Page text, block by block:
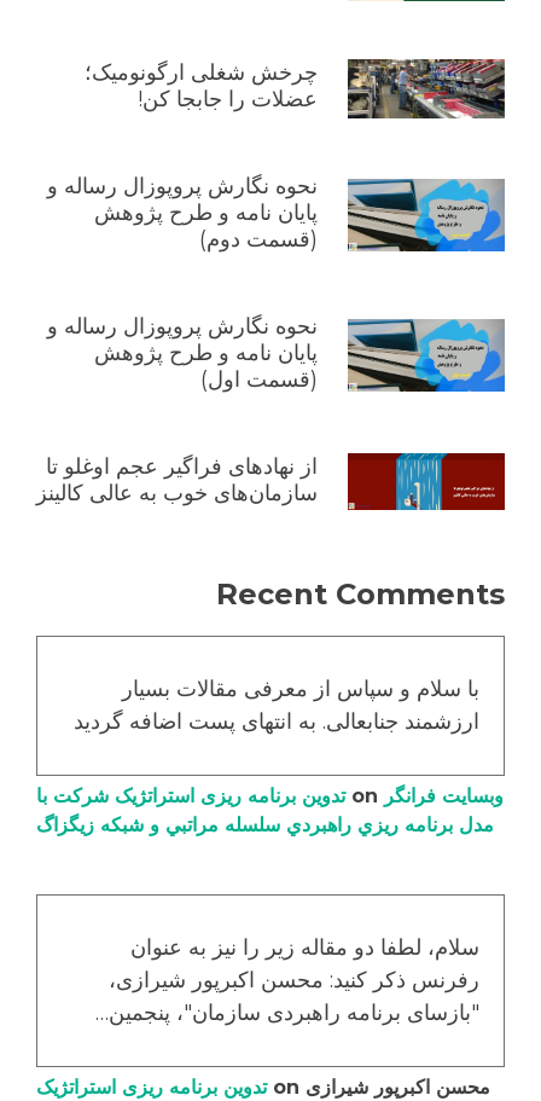
چرخش شغلی ارگونومیک؛
عضلات را جابجا کن!
نحوه نگارش پروپوزال رساله و
پایان نامه و طرح پژوهش
(قسمت دوم)
نحوه نگارش پروپوزال رساله و
پایان نامه و طرح پژوهش
(قسمت اول)
از نهادهای فراگیر عجم اوغلو تا
سازمان‌های خوب به عالی کالینز
Recent Comments
با سلام و سپاس از معرفی مقالات بسیار
ارزشمند جنابعالی. به انتهای پست اضافه گردید
وبسایت فرانگر
تدوین برنامه ریزی استراتژیک شرکت با
مدل برنامه ریزي راهبردي سلسله مراتبي و شبکه زیگزاگ
سلام، لطفا دو مقاله زیر را نیز به عنوان
رفرنس ذکر کنید: محسن اکبرپور شیرازی،
"بازسای برنامه راهبردی سازمان"، پنجمین…
محسن اکبرپور شیرازی
تدوین برنامه ریزی استراتژیک